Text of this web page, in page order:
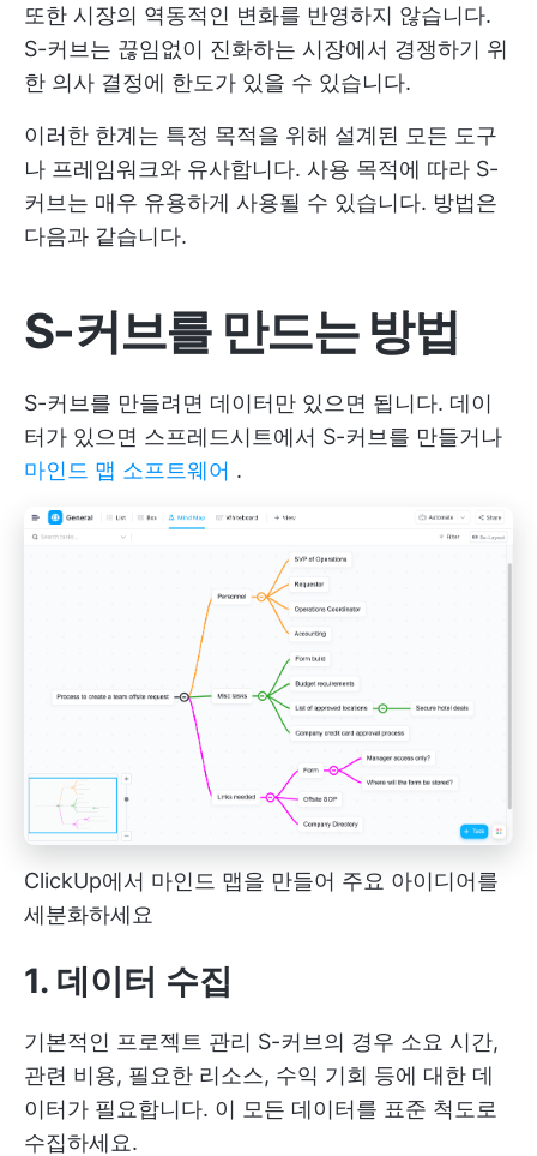
또한 시장의 역동적인 변화를 반영하지 않습니다.
S-커브는 끊임없이 진화하는 시장에서 경쟁하기 위
한 의사 결정에 한도가 있을 수 있습니다.
이러한 한계는 특정 목적을 위해 설계된 모든 도구
나 프레임워크와 유사합니다. 사용 목적에 따라 S-
커브는 매우 유용하게 사용될 수 있습니다. 방법은
다음과 같습니다.
S-커브를 만드는 방법
S-커브를 만들려면 데이터만 있으면 됩니다. 데이
터가 있으면 스프레드시트에서 S-커브를 만들거나
마인드 맵 소프트웨어 .
ClickUp에서 마인드 맵을 만들어 주요 아이디어를
세분화하세요
1. 데이터 수집
기본적인 프로젝트 관리 S-커브의 경우 소요 시간,
관련 비용, 필요한 리소스, 수익 기회 등에 대한 데
이터가 필요합니다. 이 모든 데이터를 표준 척도로
수집하세요.